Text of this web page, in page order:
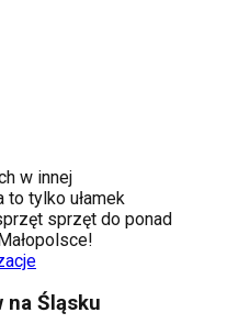
w innej
tylko ułamek
sprzęt do ponad
na Śląsku